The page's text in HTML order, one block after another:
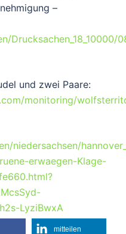
–
Drucksachen_18_10000/
und zwei Paare:
monitoring/
niedersachsen/
erwaegen-Klage-
LyziBwxA
mitteilen